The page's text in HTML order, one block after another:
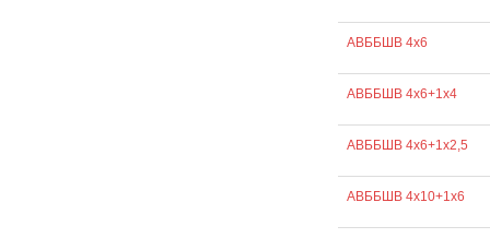
АВББШВ 4х6
АВББШВ 4х6+1х4
АВББШВ 4х6+1х2,5
АВББШВ 4х10+1х6